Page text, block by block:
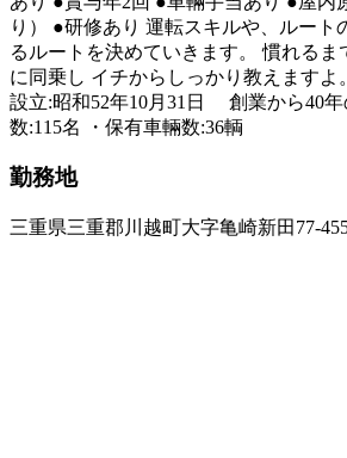
り） ●研修あり 運転スキルや、ルート
るルートを決めていきます。 慣れるま
に同乗し イチからしっかり教えますよ
設立:昭和52年10月31日 創業から40年
数:115名 ・保有車輛数:36輌
勤務地
三重県三重郡川越町大字亀崎新田77-